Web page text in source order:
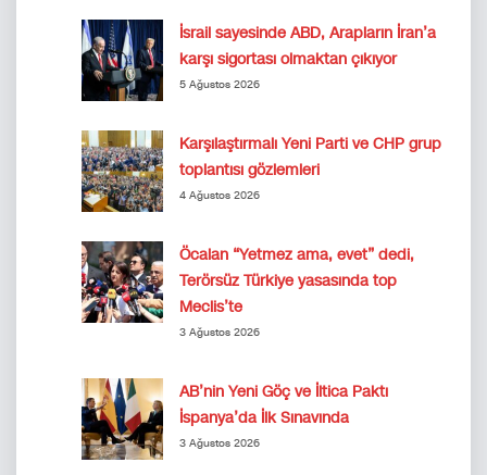
İsrail sayesinde ABD, Arapların İran’a
karşı sigortası olmaktan çıkıyor
5 Ağustos 2026
Karşılaştırmalı Yeni Parti ve CHP grup
toplantısı gözlemleri
4 Ağustos 2026
Öcalan “Yetmez ama, evet” dedi,
Terörsüz Türkiye yasasında top
Meclis’te
3 Ağustos 2026
AB’nin Yeni Göç ve İltica Paktı
İspanya’da İlk Sınavında
3 Ağustos 2026